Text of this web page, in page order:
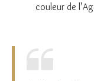
couleur de